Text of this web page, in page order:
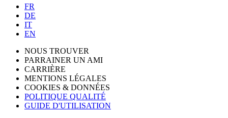
FR
DE
IT
EN
NOUS TROUVER
PARRAINER UN AMI
CARRIÈRE
MENTIONS LÉGALES
COOKIES & DONNÉES
POLITIQUE QUALITÉ
GUIDE D'UTILISATION